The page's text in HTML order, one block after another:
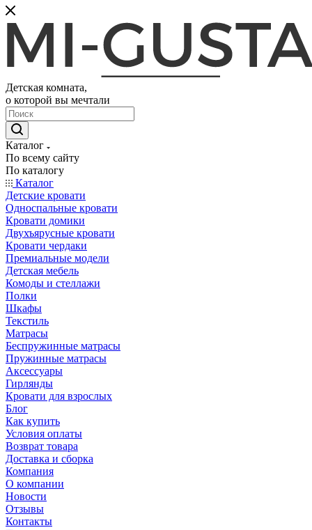
Детская комната,
о которой вы мечтали
Каталог
По всему сайту
По каталогу
Каталог
Детские кровати
Односпальные кровати
Кровати домики
Двухъярусные кровати
Кровати чердаки
Премиальные модели
Детская мебель
Комоды и стеллажи
Полки
Шкафы
Текстиль
Матрасы
Беспружинные матрасы
Пружинные матрасы
Аксессуары
Гирлянды
Кровати для взрослых
Блог
Как купить
Условия оплаты
Возврат товара
Доставка и сборка
Компания
О компании
Новости
Отзывы
Контакты